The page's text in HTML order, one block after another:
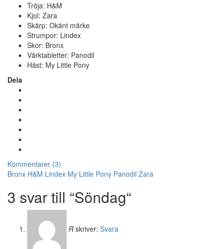
Tröja: H&M
Kjol: Zara
Skärp: Okänt märke
Strumpor: Lindex
Skor: Bronx
Värktabletter: Panodil
Häst: My Little Pony
Dela
Kommentarer (3)
Bronx H&M Lindex My Little Pony Panodil Zara
3 svar till “Söndag“
R skriver: Svara